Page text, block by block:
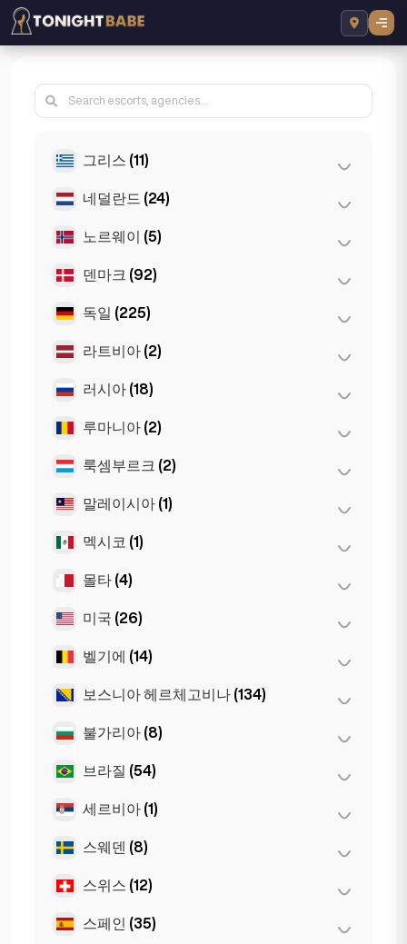
그리스 (11)
아테네 (4)
테살로니키
Patras
네덜란드 (24)
로테르담 (3)
암스테르담
헤이그
노르웨이 (5)
오슬로 (5)
덴마크 (92)
코펜하겐 (92)
독일 (225)
뒤셀도르프 (22)
뮌헨
베를린
Dortmund
(4)
Koln
Leipzig
라트비아 (2)
리가 (2)
러시아 (18)
모스크바 (12)
상트페테르부르크
St Petersburg
루마니아 (2)
부쿠레슈티 (2)
룩셈부르크 (2)
룩셈부르크 (2)
말레이시아 (1)
쿠알라룸푸르 (1)
멕시코 (1)
멕시코시티 (1)
몰타 (4)
슬리마 (1)
Birkirkara
Saint Julian
미국 (26)
뉴욕 (6)
로스앤젤레스
마이애미
벨기에 (14)
겐트 (2)
브뤼셀
앤트워프
보스니아 헤르체고비나 (134)
사라예보 (134)
불가리아 (8)
바르나 (2)
부르가스
소피아
브라질 (54)
상파울루 (54)
세르비아 (1)
Belgrad (1)
스웨덴 (8)
스톡홀름 (8)
스위스 (12)
로잔 (3)
스페인 (35)